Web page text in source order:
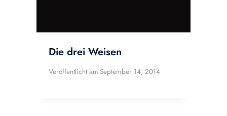
Die drei Weisen
Veröffentlicht am September 14, 2014